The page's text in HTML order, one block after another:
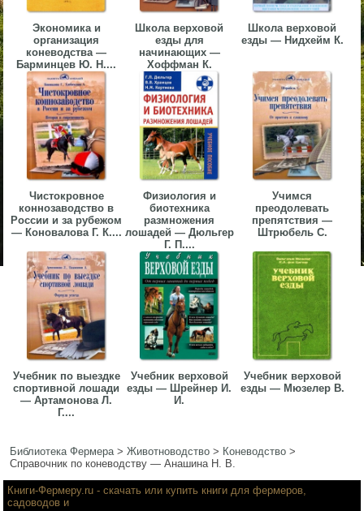
Экономика и
организация
коневодства —
Барминцев Ю. Н....
Школа верховой
езды для
начинающих —
Хоффман К.
Школа верховой
езды — Нидхейм К.
Чистокровное
коннозаводство в
России и за рубежом
— Коновалова Г. К....
Физиология и
биотехника
размножения
лошадей — Дюльгер
Г. П....
Учимся
преодолевать
препятствия —
Штрюбель С.
Учебник по выездке
спортивной лошади
— Артамонова Л.
Г....
Учебник верховой
езды — Шрейнер И.
И.
Учебник верховой
езды — Мюзелер В.
Библиотека Фермера>Животноводство > Коневодство >
Справочник по коневодству — Анашина Н. В.
▼
Книги-Фермеру.ru - скачать или купить книги для фермеров,
садоводов и